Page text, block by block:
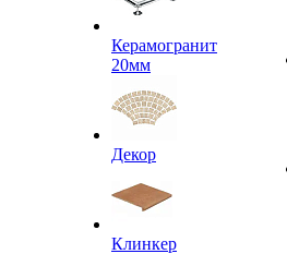
Керамогранит
20мм
Декор
Клинкер